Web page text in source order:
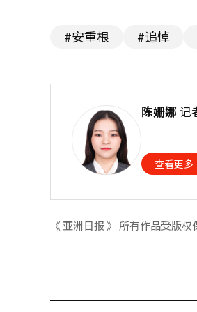
#安重根 #追悼
陈姗娜 记
查看更多
《 亚洲日报 》 所有作品受版